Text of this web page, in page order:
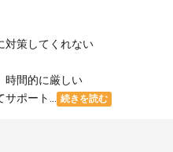
対策してくれない
時間的に厳しい
ポート...
続きを読む